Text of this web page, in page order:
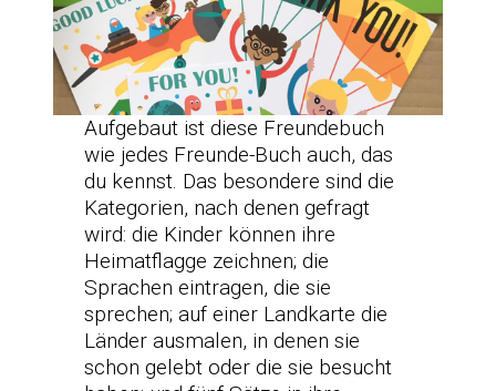
Aufgebaut ist diese Freundebuch
wie jedes Freunde-Buch auch, das
du kennst. Das besondere sind die
Kategorien, nach denen gefragt
wird: die Kinder können ihre
Heimatflagge zeichnen; die
Sprachen eintragen, die sie
sprechen; auf einer Landkarte die
Länder ausmalen, in denen sie
schon gelebt oder die sie besucht